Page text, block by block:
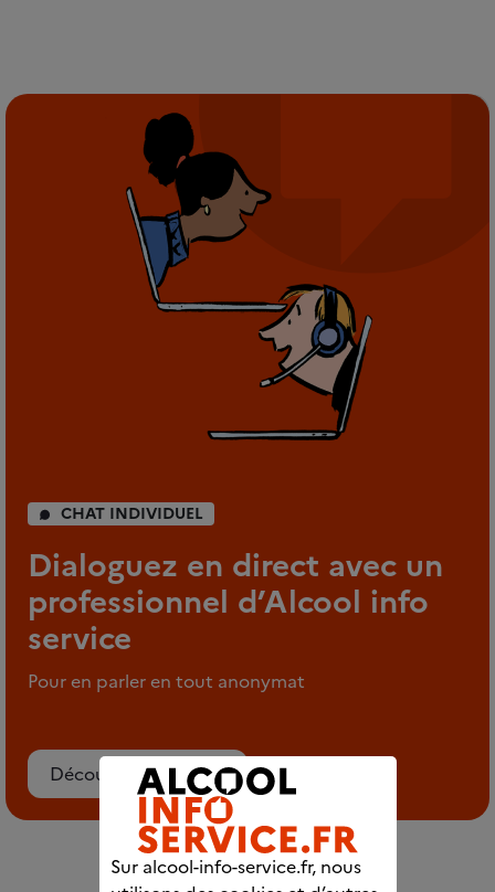
CHAT INDIVIDUEL
Dialoguez en direct avec un
professionnel d’Alcool info
service
Pour en parler en tout anonymat
Découvrez le chat
Sur alcool-info-service.fr, nous